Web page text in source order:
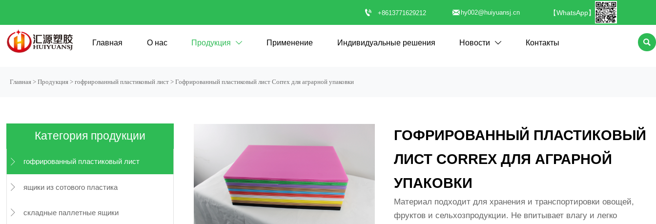
 +8613771629212  hy002@huiyuansj.cn 【WhatsApp】
Главная О нас Продукция  Применение Индивидуальные решения Новости  Контакты 
Главная > Продукция > гофрированный пластиковый лист > Гофрированный пластиковый лист Correx для аграрной упаковки
Категория продукции
 гофрированный пластиковый лист
 ящики из сотового пластика
 складные паллетные ящики
ГОФРИРОВАННЫЙ ПЛАСТИКОВЫЙ
ЛИСТ CORREX ДЛЯ АГРАРНОЙ
УПАКОВКИ
Материал подходит для хранения и транспортировки овощей,
фруктов и сельхозпродукции. Не впитывает влагу и легко